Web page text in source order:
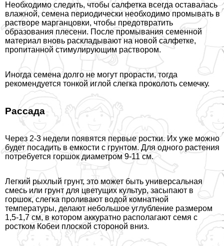
Необходимо следить, чтобы салфетка всегда оставалась
влажной, семена периодически необходимо промывать в
растворе марганцовки, чтобы предотвратить
образования плесени. После промывания семенной
материал вновь раскладывают на новой салфетке,
пропитанной стимулирующим раствором.
Иногда семена долго не могут прорасти, тогда
рекомендуется тонкой иглой слегка проколоть семечку.
Рассада
Через 2-3 недели появятся первые ростки. Их уже можно
будет посадить в емкости с грунтом. Для одного растения
потребуется горшок диаметром 9-11 см.
Легкий рыхлый грунт, это может быть универсальная
смесь или грунт для цветущих культур, засыпают в
горшок, слегка проливают водой комнатной
температуры, делают небольшое углубление размером
1,5-1,7 см, в котором аккуратно располагают семя с
ростком Кобеи плоской стороной вниз.